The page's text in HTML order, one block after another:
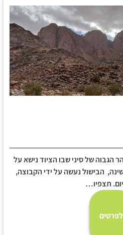
הגבוה של סיני שבו הציוד נישא על
הבישול נעשה על ידי הקבוצה,
תצפיו…
לפרטים